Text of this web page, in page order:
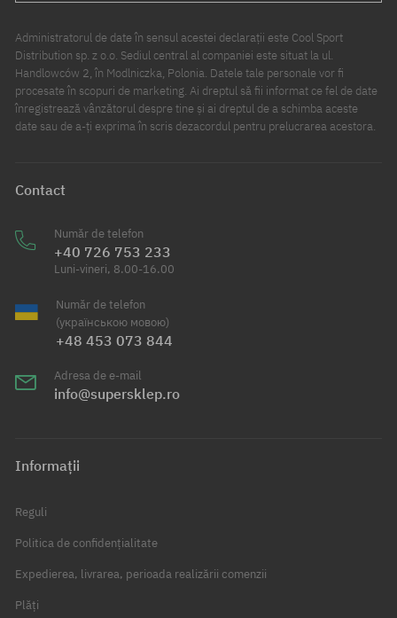
Administratorul de date în sensul acestei declarații este Cool Sport
Distribution sp. z o.o. Sediul central al companiei este situat la ul.
Handlowców 2, în Modlniczka, Polonia. Datele tale personale vor fi
procesate în scopuri de marketing. Ai dreptul să fii informat ce fel de date
înregistrează vânzătorul despre tine și ai dreptul de a schimba aceste
date sau de a-ți exprima în scris dezacordul pentru prelucrarea acestora.
Contact
Număr de telefon
+40 726 753 233
Luni-vineri, 8.00-16.00
Număr de telefon
(українською мовою)
+48 453 073 844
Adresa de e-mail
info@supersklep.ro
Informații
Reguli
Politica de confidențialitate
Expedierea, livrarea, perioada realizării comenzii
Plăți